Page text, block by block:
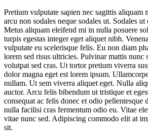
Pretium vulputate sapien nec sagittis aliquam
arcu non sodales neque sodales ut. Sodales
Metus aliquam eleifend mi in nulla posuere
turpis egestas integer eget aliquet nibh.
vulputate eu scelerisque felis. Eu non diam
lorem sed risus ultricies. Pulvinar mattis nunc
volutpat sed cras. Ut tortor pretium viverra
dolor magna eget est lorem ipsum.
nullam. Ut sem viverra aliquet eget. Nulla
auctor. Arcu felis bibendum ut tristique et
consequat ac felis donec et odio pellentesque
nulla facilisi cras fermentum odio eu. Vitae
vitae nunc sed. Adipiscing commodo elit at
sit.